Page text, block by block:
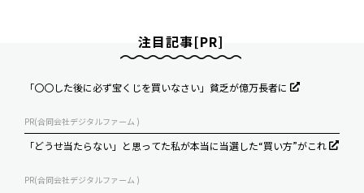
注目記事[PR]
「〇〇した後に必ず宝くじを買いなさい」貧乏が億万長者に
PR(合同会社デジタルファーム )
「どうせ当たらない」と思ってた私が本当に当選した“買い方”がこれ
PR(合同会社デジタルファーム )